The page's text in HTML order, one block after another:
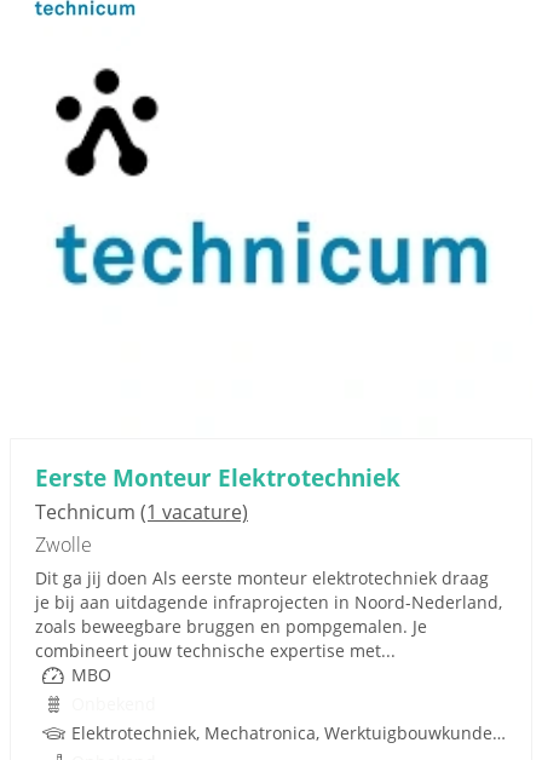
Eerste Monteur Elektrotechniek
Technicum (1 vacature)
Zwolle
Dit ga jij doen Als eerste monteur elektrotechniek draag
je bij aan uitdagende infraprojecten in Noord-Nederland,
zoals beweegbare bruggen en pompgemalen. Je
combineert jouw technische expertise met...
MBO
Elektrotechniek, Mechatronica, Werktuigbouwkunde, Infra, Techniek